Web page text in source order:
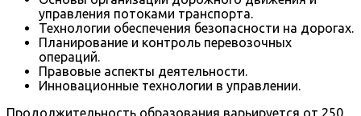
управления потоками транспорта.
Технологии обеспечения безопасности на дорогах.
Планирование и контроль перевозочных
операций.
Правовые аспекты деятельности.
Инновационные технологии в управлении.
Продолжительность образования варьируется от 250